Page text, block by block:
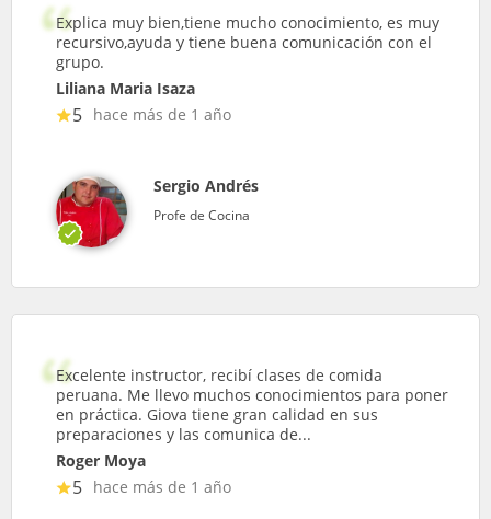
Explica muy bien,tiene mucho conocimiento, es muy
recursivo,ayuda y tiene buena comunicación con el
grupo.
Liliana Maria Isaza
5 hace más de 1 año
Sergio Andrés
Profe de Cocina
Excelente instructor, recibí clases de comida
peruana. Me llevo muchos conocimientos para poner
en práctica. Giova tiene gran calidad en sus
preparaciones y las comunica de...
Roger Moya
5 hace más de 1 año